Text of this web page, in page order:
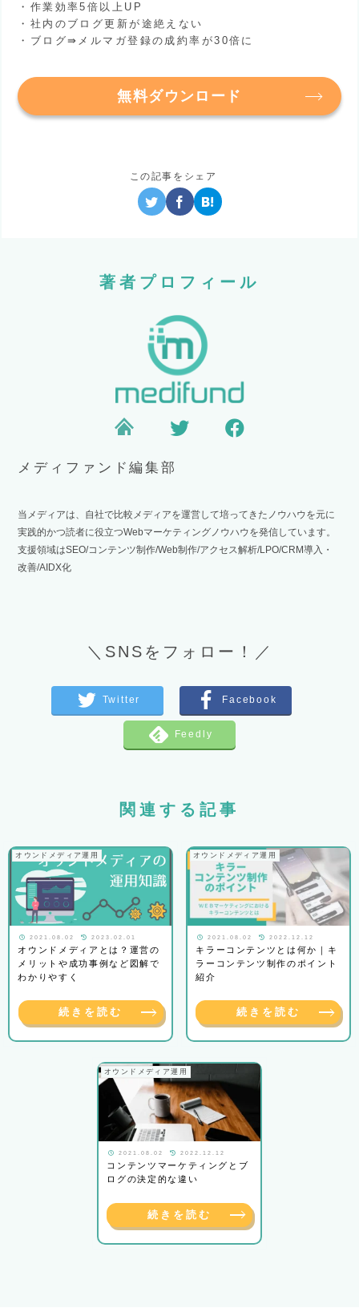
・作業効率5倍以上UP
・社内のブログ更新が途絶えない
・ブログ⇛メルマガ登録の成約率が30倍に
無料ダウンロード
この記事をシェア
著者プロフィール
メディファンド編集部
当メディアは、自社で比較メディアを運営して培ってきたノウハウを元に
実践的かつ読者に役立つWebマーケティングノウハウを発信しています。
支援領域はSEO/コンテンツ制作/Web制作/アクセス解析/LPO/CRM導入・
改善/AIDX化
＼SNSをフォロー！／
関連する記事
オウンドメディア運用
オウンドメディアとは？運営の
メリットや成功事例など図解で
わかりやすく
2021.08.02 2023.02.01
続きを読む
オウンドメディア運用
キラーコンテンツとは何か｜キ
ラーコンテンツ制作のポイント
紹介
2021.08.02 2022.12.12
続きを読む
オウンドメディア運用
コンテンツマーケティングとブ
ログの決定的な違い
2021.08.02 2022.12.12
続きを読む